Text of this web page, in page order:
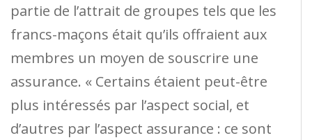
partie de l’attrait de groupes tels que les
francs-maçons était qu’ils offraient aux
membres un moyen de souscrire une
assurance. « Certains étaient peut-être
plus intéressés par l’aspect social, et
d’autres par l’aspect assurance : ce sont